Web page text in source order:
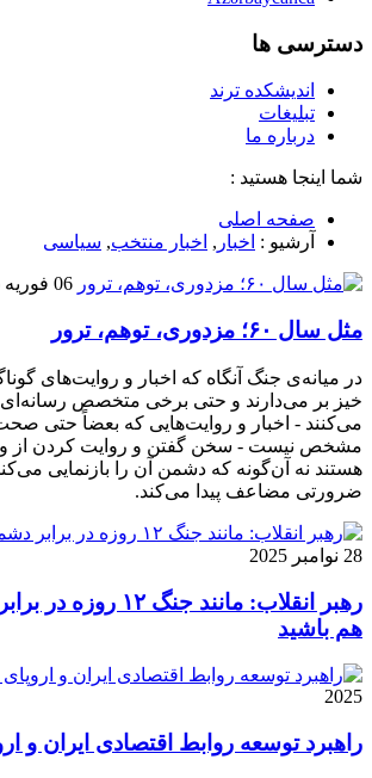
دسترسی ها
اندیشکده ترند
تبلیغات
درباره ما
شما اینجا هستید :
صفحه اصلی
آرشیو : اخبار , اخبار منتخب, سیاسی
06 فوریه 2026
مثل سال ۶۰؛ مزدوری، توهم، ترور
در میانه‌ی جنگ آنگاه که اخبار و روایت‌های
خیز بر می‌دارند و حتی برخی متخصص
می‌کنند - اخبار و روایت‌هایی که بعضاً حتی
مشخص نیست - سخن گفتن و روایت کردن از
هستند نه آن‌گونه که دشمن آن را بازنمایی
ضرورتی مضاعف پیدا می‌کند.
28 نوامبر 2025
رهبر انقلاب: مانند جنگ
هم باشید
2025
راهبرد توسعه روابط اقتصادی ایران و